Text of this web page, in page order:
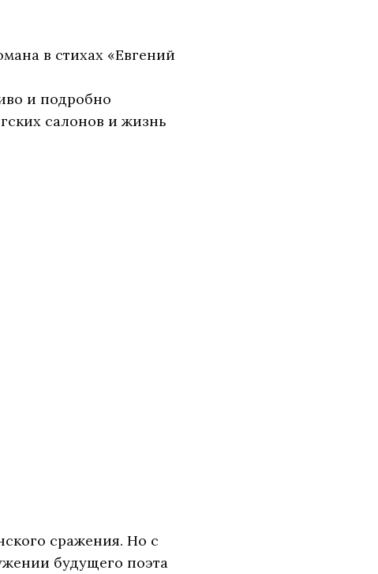
в стихах «Евгений
и подробно
салонов и жизнь
сражения. Но с
будущего поэта